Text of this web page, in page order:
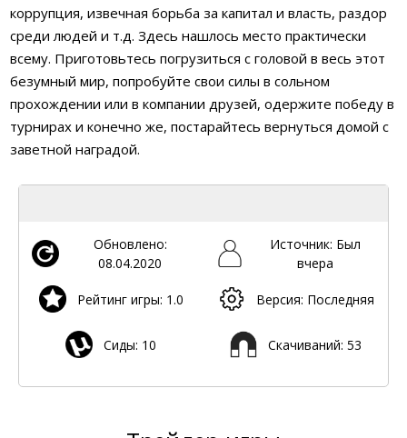
коррупция, извечная борьба за капитал и власть, раздор
среди людей и т.д. Здесь нашлось место практически
всему. Приготовьтесь погрузиться с головой в весь этот
безумный мир, попробуйте свои силы в сольном
прохождении или в компании друзей, одержите победу в
турнирах и конечно же, постарайтесь вернуться домой с
заветной наградой.
Обновлено:
08.04.2020
Источник: Был
вчера
Рейтинг игры: 1.0 Версия: Последняя
Сиды: 10 Скачиваний: 53